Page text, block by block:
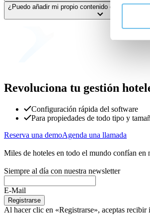
¿Puedo añadir mi propio contenido o sugerir
Revoluciona tu gestión
Configuración rápida del software
Para propiedades de todo tipo y
Reserva una demoAgenda una llamada
Miles de hoteles en todo el mundo confían en
Siempre al día con nuestra newsletter
E-Mail
Registrarse
Al hacer clic en «Registrarse», aceptas